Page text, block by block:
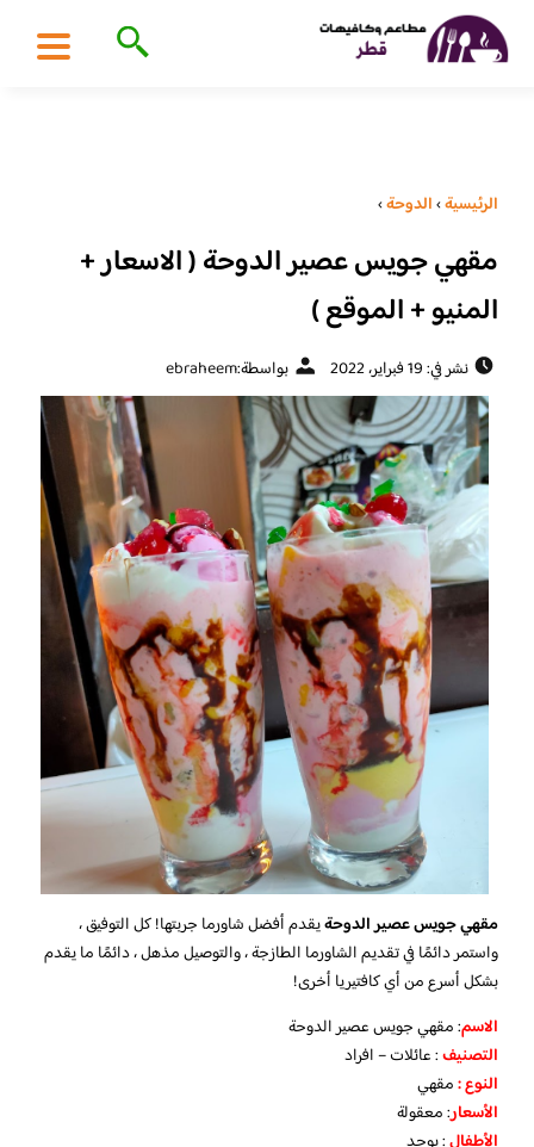
الرئيسية›الدوحة›
مقهي جويس عصير الدوحة ( الاسعار +
المنيو + الموقع )
نشر في: 19 فبراير، 2022 بواسطة:ebraheem
مقهي جويس عصير الدوحةيقدم أفضل شاورما جربتها! كل التوفيق ،
واستمر دائمًا في تقديم الشاورما الطازجة ، والتوصيل مذهل ، دائمًا ما يقدم
بشكل أسرع من أي كافتيريا أخرى!
الاسم: مقهي جويس عصير الدوحة
التصنيف: عائلات – افراد
النوع :مقهي
الأسعار:معقولة